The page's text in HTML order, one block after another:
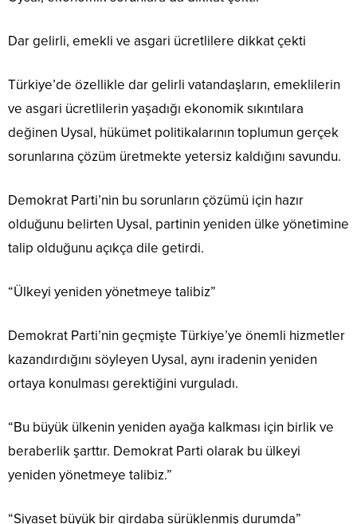
Dar gelirli, emekli ve asgari ücretlilere dikkat çekti
Türkiye’de özellikle dar gelirli vatandaşların, emeklilerin
ve asgari ücretlilerin yaşadığı ekonomik sıkıntılara
değinen Uysal, hükümet politikalarının toplumun gerçek
sorunlarına çözüm üretmekte yetersiz kaldığını savundu.
Demokrat Parti’nin bu sorunların çözümü için hazır
olduğunu belirten Uysal, partinin yeniden ülke yönetimine
talip olduğunu açıkça dile getirdi.
“Ülkeyi yeniden yönetmeye talibiz”
Demokrat Parti’nin geçmişte Türkiye’ye önemli hizmetler
kazandırdığını söyleyen Uysal, aynı iradenin yeniden
ortaya konulması gerektiğini vurguladı.
“Bu büyük ülkenin yeniden ayağa kalkması için birlik ve
beraberlik şarttır. Demokrat Parti olarak bu ülkeyi
yeniden yönetmeye talibiz.”
“Siyaset büyük bir girdaba sürüklenmiş durumda”